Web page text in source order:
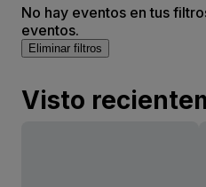
No hay eventos en tus
eventos.
Eliminar filtros
Visto